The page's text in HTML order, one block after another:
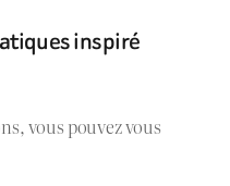
inspiré
vous pouvez vous